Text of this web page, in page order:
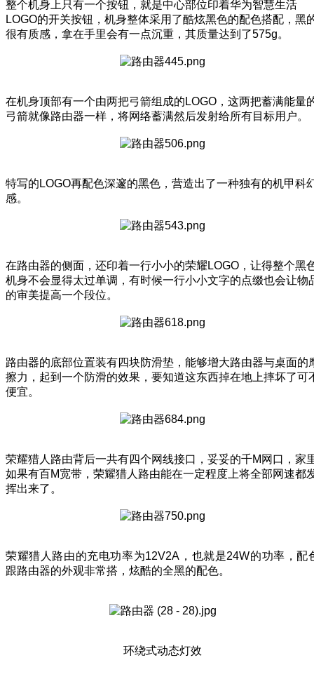
整个机身上只有一个按钮，就是中心部位印着华为智慧生活
LOGO的开关按钮，机身整体采用了酷炫黑色的配色搭配，黑
很有质感，拿在手里会有一点沉重，其质量达到了575g。
在机身顶部有一个由两把弓箭组成的LOGO，这两把蓄满能量
弓箭就像路由器一样，将网络蓄满然后发射给所有目标用户。
特写的LOGO再配色深邃的黑色，营造出了一种独有的机甲科
感。
在路由器的侧面，还印着一行小小的荣耀LOGO，让得整个黑
机身不会显得太过单调，有时候一行小小文字的点缀也会让物
的审美提高一个段位。
路由器的底部位置装有四块防滑垫，能够增大路由器与桌面的
擦力，起到一个防滑的效果，要知道这东西掉在地上摔坏了可
便宜。
荣耀猎人路由背后一共有四个网线接口，妥妥的千M网口，家
如果有百M宽带，荣耀猎人路由能在一定程度上将全部网速都
挥出来了。
荣耀猎人路由的充电功率为12V2A，也就是24W的功率，配
跟路由器的外观非常搭，炫酷的全黑的配色。
环绕式动态灯效